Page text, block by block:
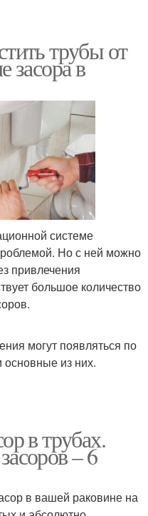
трубы от
засора в
системе
Но с ней можно
привлечения
большое количество
могут появляться по
из них.
в трубах.
– 6
в вашей раковине на